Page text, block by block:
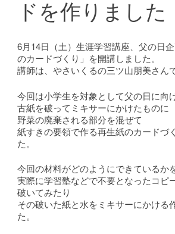
ドを作りました
6月14日（土）生涯学習講座、父の日
のカードづくり」を開講しました。
講師は、やさいくるの三ツ山朋美さんで
今回は小学生を対象として父の日に向
古紙を破ってミキサーにかけたものに
野菜の廃棄される部分を混ぜて
紙すきの要領で作る再生紙のカードづ
た。
今回の材料がどのようにできているか
実際に学習塾などで不要となったコピ
破いてみたり
その破いた紙と水をミキサーにかける
た。